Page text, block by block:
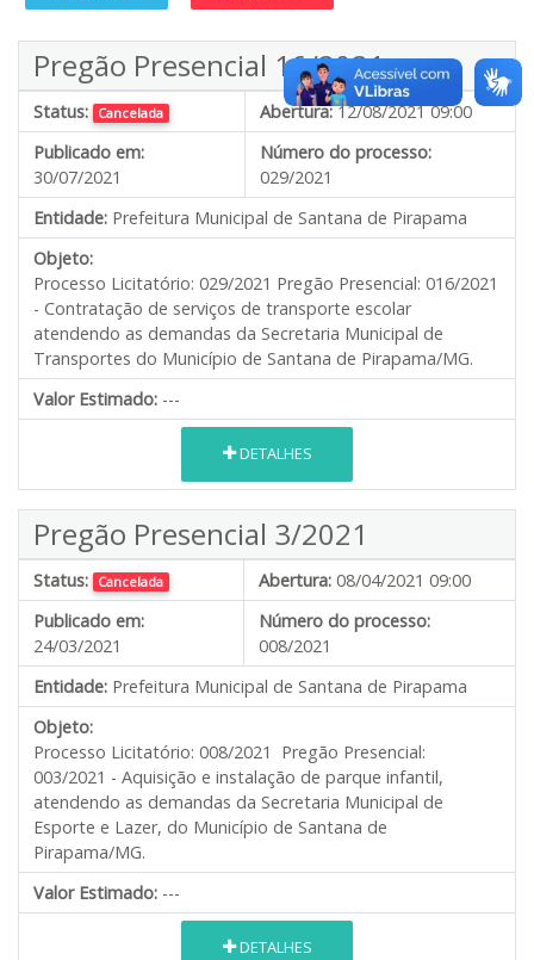
Pregão Presencial 16/2021
Status: Cancelada Abertura:12/08/2021 09:00
Publicado em:
30/07/2021
Número do processo:
029/2021
Entidade: Prefeitura Municipal de Santana de Pirapama
Objeto:
Processo Licitatório: 029/2021 Pregão Presencial: 016/2021
- Contratação de serviços de transporte escolar
atendendo as demandas da Secretaria Municipal de
Transportes do Município de Santana de Pirapama/MG.
Valor Estimado: ---
DETALHES
Pregão Presencial 3/2021
Status: Cancelada Abertura: 08/04/2021 09:00
Publicado em:
24/03/2021
Número do processo:
008/2021
Entidade: Prefeitura Municipal de Santana de Pirapama
Objeto:
Processo Licitatório: 008/2021 Pregão Presencial:
003/2021 - Aquisição e instalação de parque infantil,
atendendo as demandas da Secretaria Municipal de
Esporte e Lazer, do Município de Santana de
Pirapama/MG.
Valor Estimado: ---
DETALHES